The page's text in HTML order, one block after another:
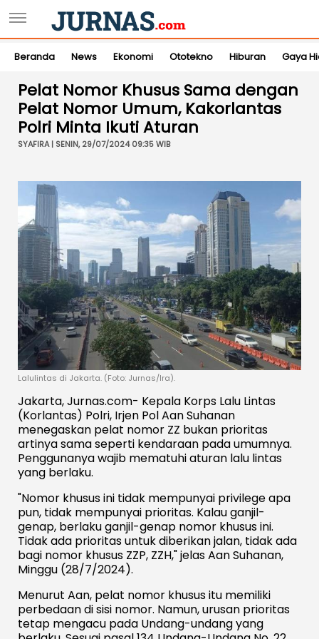
Beranda News Ekonomi Ototekno Hiburan Gaya
Pelat Nomor Khusus Sama dengan
Pelat Nomor Umum, Kakorlantas
Polri Minta Ikuti Aturan
SYAFIRA | SENIN, 29/07/2024 09:35 WIB
Lalulintas di Jakarta. (Foto: Jurnas/Ira).
Jakarta, Jurnas.com- Kepala Korps Lalu Lintas
(Korlantas) Polri, Irjen Pol Aan Suhanan
menegaskan pelat nomor ZZ bukan prioritas
artinya sama seperti kendaraan pada umumnya.
Penggunanya wajib mematuhi aturan lalu lintas
yang berlaku.
"Nomor khusus ini tidak mempunyai privilege apa
pun, tidak mempunyai prioritas. Kalau ganjil-
genap, berlaku ganjil-genap nomor khusus ini.
Tidak ada prioritas untuk diberikan jalan, tidak ada
bagi nomor khusus ZZP, ZZH," jelas Aan Suhanan,
Minggu (28/7/2024).
Menurut Aan, pelat nomor khusus itu memiliki
perbedaan di sisi nomor. Namun, urusan prioritas
tetap mengacu pada Undang-undang yang